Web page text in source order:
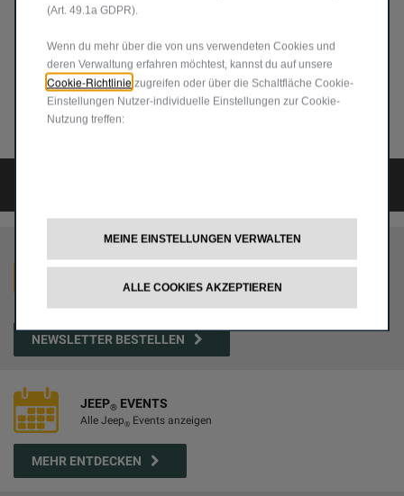
MEHR ERFAHREN
JEEP NEWSLETTER
erfahren? Dann abonnieren Sie hier unseren
NEWSLETTER BESTELLEN
JEEP® EVENTS
Alle Jeep® Events anzeigen
MEHR ENTDECKEN
(Art. 49.1a GDPR).
Wenn du mehr über die von uns verwendeten Cookies und
deren Verwaltung erfahren möchtest, kannst du auf unsere
Cookie-Richtlinie zugreifen oder über die Schaltfläche Cookie-
Einstellungen Nutzer-individuelle Einstellungen zur Cookie-
Nutzung treffen:
MEINE EINSTELLUNGEN VERWALTEN
ALLE COOKIES AKZEPTIEREN